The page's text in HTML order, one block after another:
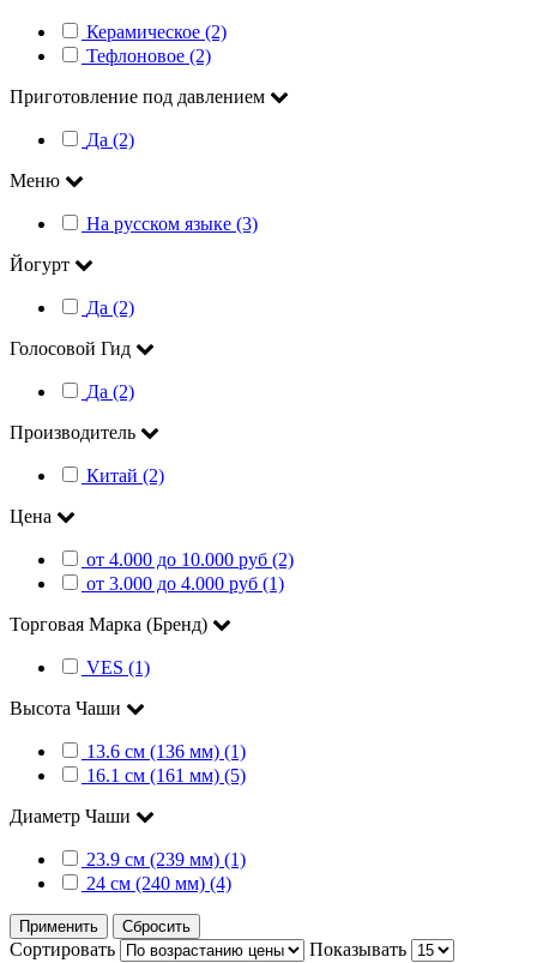
Керамическое (2)
Тефлоновое (2)
Приготовление под давлением
Да (2)
Меню
На русском языке (3)
Йогурт
Да (2)
Голосовой Гид
Да (2)
Производитель
Китай (2)
Цена
от 4.000 до 10.000 руб (2)
от 3.000 до 4.000 руб (1)
Торговая Марка (Бренд)
VES (1)
Высота Чаши
13.6 см (136 мм) (1)
16.1 см (161 мм) (5)
Диаметр Чаши
23.9 см (239 мм) (1)
24 см (240 мм) (4)
Применить Сбросить
Сортировать
Показывать